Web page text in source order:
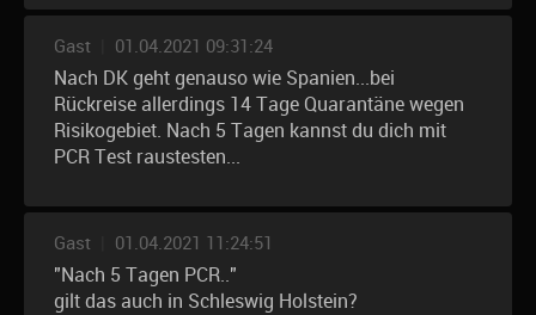
Gast 01.04.2021 09:31:24
Nach DK geht genauso wie Spanien...bei
Rückreise allerdings 14 Tage Quarantäne wegen
Risikogebiet. Nach 5 Tagen kannst du dich mit
PCR Test raustesten...
Gast 01.04.2021 11:24:51
"Nach 5 Tagen PCR.."
gilt das auch in Schleswig Holstein?